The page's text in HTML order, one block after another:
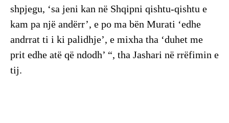
shpjegu, ‘sa jeni kan në Shqipni qishtu-qishtu e
kam pa një andërr’, e po ma bën Murati ‘edhe
andrrat ti i ki palidhje’, e mixha tha ‘duhet me
prit edhe atë që ndodh’ “, tha Jashari në rrëfimin e
tij.